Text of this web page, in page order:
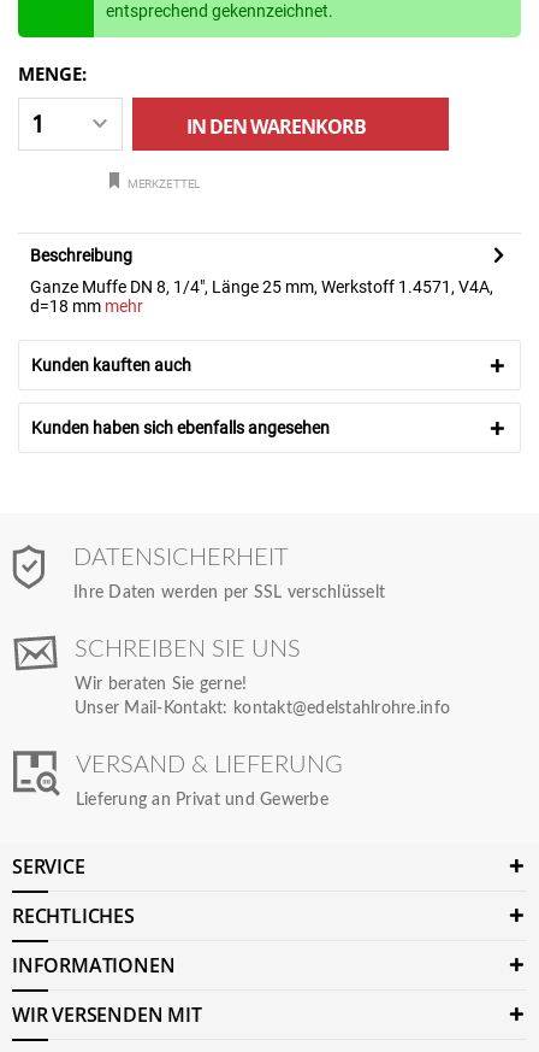
entsprechend gekennzeichnet.
MENGE:
IN DENWARENKORB
MERKZETTEL
Beschreibung
Ganze Muffe DN 8, 1/4", Länge 25 mm, Werkstoff 1.4571, V4A,
d=18 mm mehr
Kunden kauften auch
Kunden haben sich ebenfalls angesehen
DATENSICHERHEIT
Ihre Daten werden per SSL verschlüsselt
SCHREIBEN SIE UNS
Wir beraten Sie gerne!
Unser Mail-Kontakt: kontakt@edelstahlrohre.info
VERSAND & LIEFERUNG
Lieferung an Privat und Gewerbe
SERVICE
RECHTLICHES
INFORMATIONEN
WIR VERSENDEN MIT